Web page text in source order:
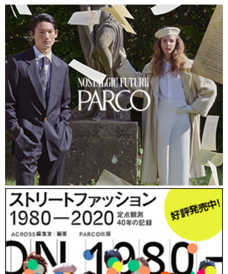
柄、ボーダー、しずく柄など多彩。ディズニーとのコラ
ボストッキングもあり、異業種とのコラボレーションア
イテムは今後も月単位で発売していく。売れ筋は、ヌー
ドのストッキングにワンポイントのプリントがあるタト
ゥー柄だ。